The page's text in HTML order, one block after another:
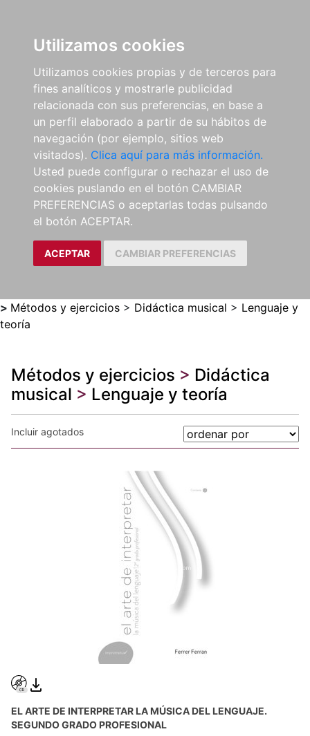
Utilizamos cookies
Utilizamos cookies propias y de terceros para
fines analíticos y mostrarle publicidad
relacionada con sus preferencias, en base a
un perfil elaborado a partir de su hábitos de
navegación (por ejemplo, sitios web
visitados). Clica aquí para más información.
Usted puede configurar o rechazar el uso de
cookies puslando en el botón CAMBIAR
PREFERENCIAS o aceptarlas todas pulsando
el botón ACEPTAR.
ACEPTAR CAMBIAR PREFERENCIAS
> Métodos y ejercicios > Didáctica musical > Lenguaje y
teoría
Métodos y ejercicios > Didáctica
musical > Lenguaje y teoría
Incluir agotados
EL ARTE DE INTERPRETAR LA MÚSICA DEL LENGUAJE.
SEGUNDO GRADO PROFESIONAL